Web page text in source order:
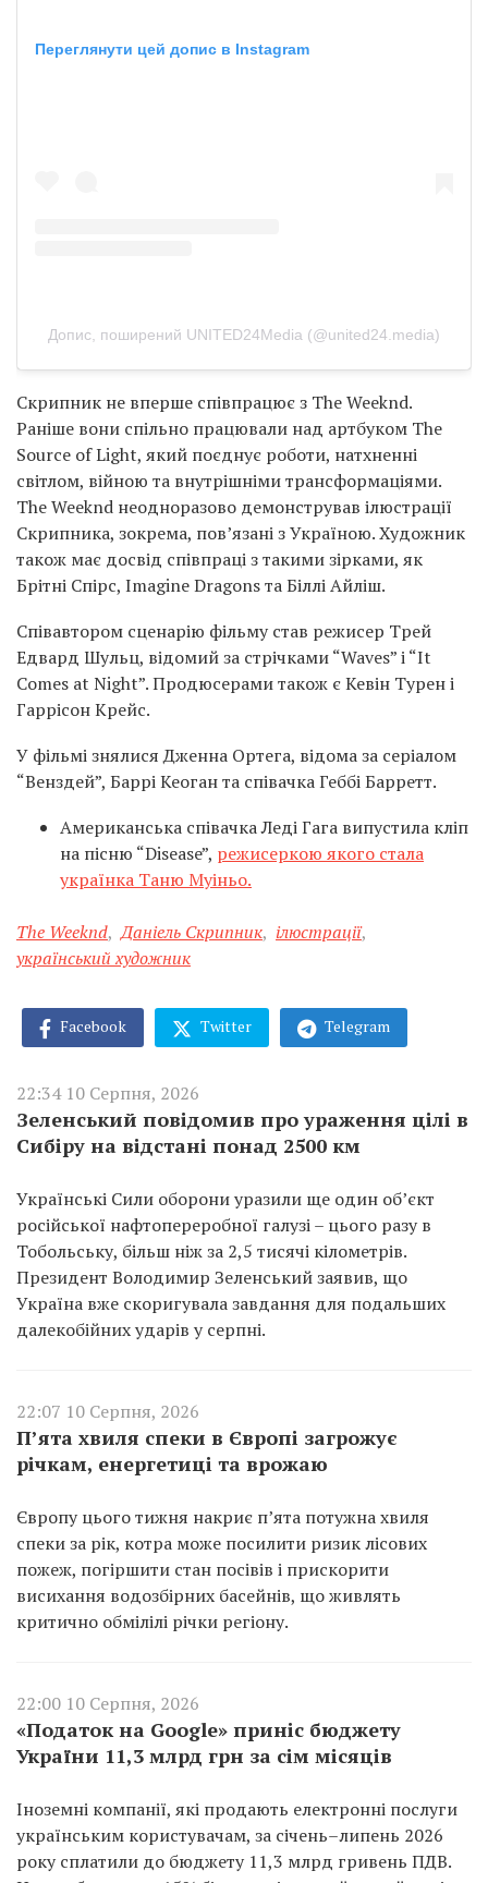
Переглянути цей допис в Instagram
Допис, поширений UNITED24Media (@united24.media)
Скрипник не вперше співпрацює з The Weeknd.
Раніше вони спільно працювали над артбуком The
Source of Light, який поєднує роботи, натхненні
світлом, війною та внутрішніми трансформаціями.
The Weeknd неодноразово демонстрував ілюстрації
Скрипника, зокрема, пов’язані з Україною. Художник
також має досвід співпраці з такими зірками, як
Брітні Спірс, Imagine Dragons та Біллі Айліш.
Співавтором сценарію фільму став режисер Трей
Едвард Шульц, відомий за стрічками “Waves” і “It
Comes at Night”. Продюсерами також є Кевін Турен і
Гаррісон Крейс.
У фільмі знялися Дженна Ортега, відома за серіалом
“Венздей”, Баррі Кеоган та співачка Геббі Барретт.
Американська співачка Леді Гага випустила кліп
на пісню “Disease”, режисеркою якого стала
українка Таню Муіньо.
The Weeknd, Даніель Скрипник, ілюстрації,
український художник
Facebook Twitter Telegram
22:34 10 Серпня, 2026
Зеленський повідомив про ураження цілі в
Сибіру на відстані понад 2500 км
Українські Сили оборони уразили ще один об’єкт
російської нафтопереробної галузі – цього разу в
Тобольську, більш ніж за 2,5 тисячі кілометрів.
Президент Володимир Зеленський заявив, що
Україна вже скоригувала завдання для подальших
далекобійних ударів у серпні.
22:07 10 Серпня, 2026
П’ята хвиля спеки в Європі загрожує
річкам, енергетиці та врожаю
Європу цього тижня накриє п’ята потужна хвиля
спеки за рік, котра може посилити ризик лісових
пожеж, погіршити стан посівів і прискорити
висихання водозбірних басейнів, що живлять
критично обмілілі річки регіону.
22:00 10 Серпня, 2026
«Податок на Google» приніс бюджету
України 11,3 млрд грн за сім місяців
Іноземні компанії, які продають електронні послуги
українським користувачам, за січень–липень 2026
року сплатили до бюджету 11,3 млрд гривень ПДВ.